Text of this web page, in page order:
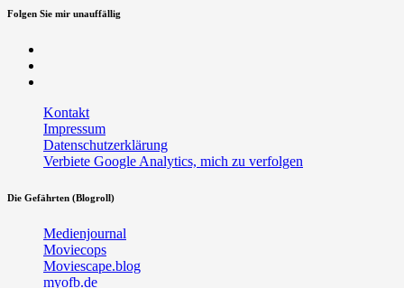
Folgen Sie mir unauffällig
Kontakt
Impressum
Datenschutzerklärung
Verbiete Google Analytics, mich zu verfolgen
Die Gefährten (Blogroll)
Medienjournal
Moviecops
Moviescape.blog
myofb.de